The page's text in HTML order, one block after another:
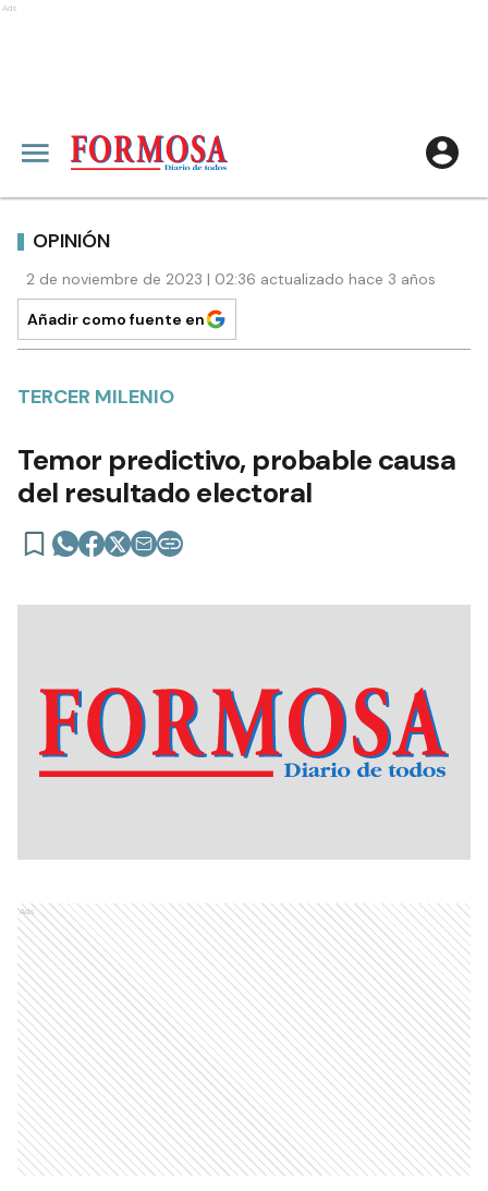
Ads
OPINIÓN
2 de noviembre de 2023 | 02:36 actualizado hace 3 años
Añadir como fuente en
TERCER MILENIO
Temor predictivo, probable causa
del resultado electoral
Ads